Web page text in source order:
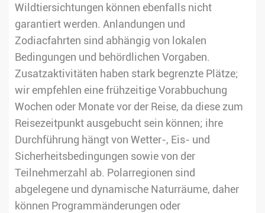
Wildtiersichtungen können ebenfalls nicht
garantiert werden. Anlandungen und
Zodiacfahrten sind abhängig von lokalen
Bedingungen und behördlichen Vorgaben.
Zusatzaktivitäten haben stark begrenzte Plätze;
wir empfehlen eine frühzeitige Vorabbuchung
Wochen oder Monate vor der Reise, da diese zum
Reisezeitpunkt ausgebucht sein können; ihre
Durchführung hängt von Wetter-, Eis- und
Sicherheitsbedingungen sowie von der
Teilnehmerzahl ab. Polarregionen sind
abgelegene und dynamische Naturräume, daher
können Programmänderungen oder